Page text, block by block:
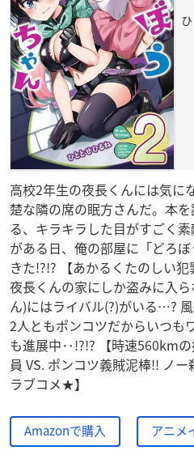
高校2年生の夜長くんには気に
楚な隣の席の眠方さんだ。本
る、キラキラした目がすごく
がある日、俺の部屋に「どろ
きた!?!? 【あかるくたのしい
夜長くんの家にしか盗みに入
ん)にはライバル(?)がいる…?
2人ともポンコツだからいつ
も進展中‥!?!? 【時速560km
員 VS. ポンコツ義賊泥棒!! ノ
ラブコメ★】
Amazonで購入 アニメ